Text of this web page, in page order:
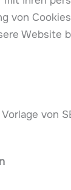
von
Website
von